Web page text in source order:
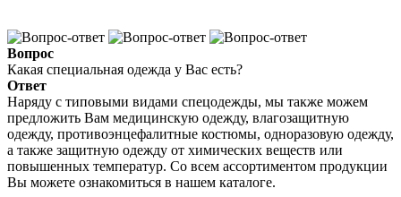
Вопрос
Какая специальная одежда у Вас есть?
Ответ
Наряду с типовыми видами спецодежды, мы также можем
предложить Вам медицинскую одежду, влагозащитную
одежду, противоэнцефалитные костюмы, одноразовую одежду,
а также защитную одежду от химических веществ или
повышенных температур. Со всем ассортиментом продукции
Вы можете ознакомиться в нашем каталоге.